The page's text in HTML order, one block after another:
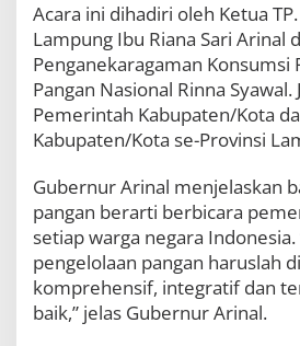
Acara ini dihadiri oleh Ketua
Lampung Ibu Riana Sari Arinal
Penganekaragaman Konsumsi
Pangan Nasional Rinna
Pemerintah Kabupaten/Kota
Kabupaten/Kota se-Provinsi
Gubernur Arinal menjelaskan
pangan berarti berbicara
setiap warga negara
pengelolaan pangan haruslah
komprehensif, integratif dan
baik,” jelas Gubernur Arinal.